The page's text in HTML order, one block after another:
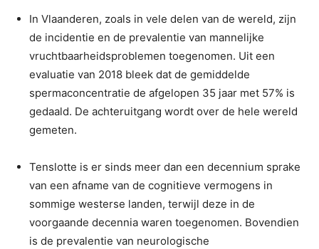
In Vlaanderen, zoals in vele delen van de wereld, zijn
de incidentie en de prevalentie van mannelijke
vruchtbaarheidsproblemen toegenomen. Uit een
evaluatie van 2018 bleek dat de gemiddelde
spermaconcentratie de afgelopen 35 jaar met 57% is
gedaald. De achteruitgang wordt over de hele wereld
gemeten.
Tenslotte is er sinds meer dan een decennium sprake
van een afname van de cognitieve vermogens in
sommige westerse landen, terwijl deze in de
voorgaande decennia waren toegenomen. Bovendien
is de prevalentie van neurologische